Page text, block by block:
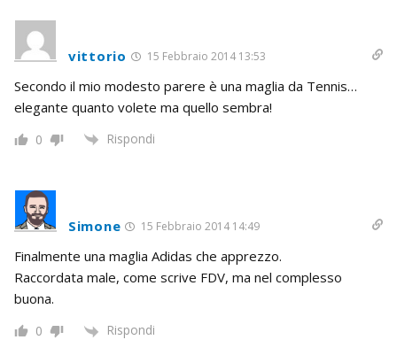
vittorio 15 Febbraio 2014 13:53
Secondo il mio modesto parere è una maglia da Tennis…
elegante quanto volete ma quello sembra!
0 Rispondi
Simone 15 Febbraio 2014 14:49
Finalmente una maglia Adidas che apprezzo.
Raccordata male, come scrive FDV, ma nel complesso
buona.
0 Rispondi